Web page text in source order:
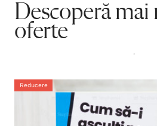
Descoperă mai
oferte
.
Reducere